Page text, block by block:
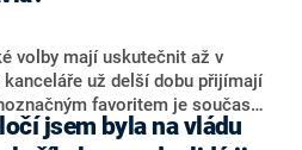
09. Hraba to na dotaz
klubu senátorů ODS
řekl, že počítá s odchodem
a že Naše Česko není
volby mají uskutečnit až v
kanceláře už delší dobu přijímají
favoritem je současná
Daleko za ním pak bookmakeři
jsem byla na vládu